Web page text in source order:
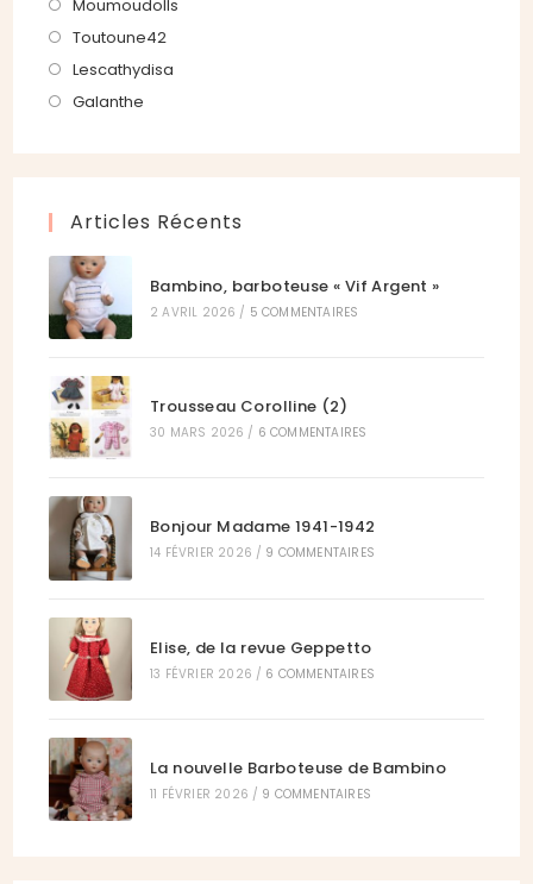
un
nouvel
Moumoudolls
Toutoune42S’ouvre
dans
Lescathydisa
Galanthe
onglet
Articles Récents
Bambino, barboteuse « Vif Argent »
2 AVRIL 2026 / 5 COMMENTAIRES
Trousseau Corolline (2)
30 MARS 2026 / 6 COMMENTAIRES
Bonjour Madame 1941-1942
14 FÉVRIER 2026 / 9 COMMENTAIRES
Elise, de la revue Geppetto
13 FÉVRIER 2026 / 6 COMMENTAIRES
La nouvelle Barboteuse de Bambino
11 FÉVRIER 2026 / 9 COMMENTAIRES